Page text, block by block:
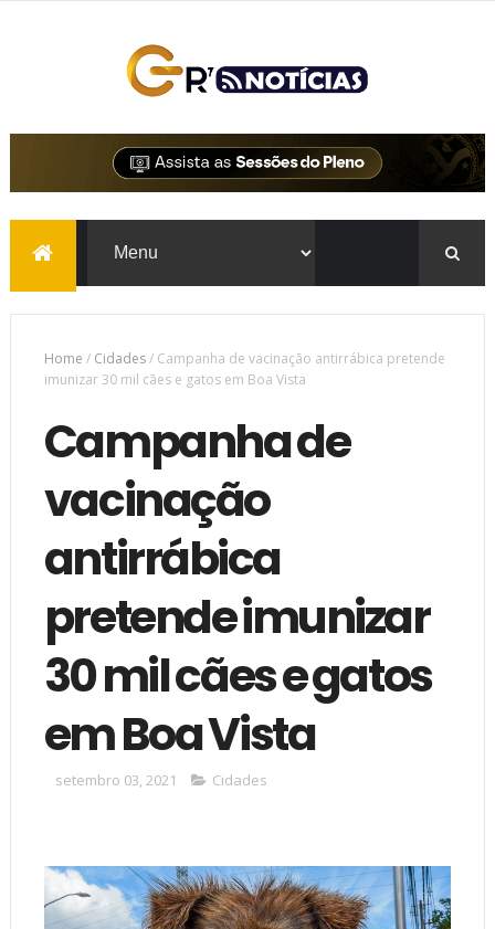
Home / Cidades/ Campanha de vacinação antirrábica pretende
imunizar 30 mil cães e gatos em Boa Vista
Campanha de
vacinação
antirrábica
pretende imunizar
30 mil cães e gatos
em Boa Vista
setembro 03, 2021 Cidades